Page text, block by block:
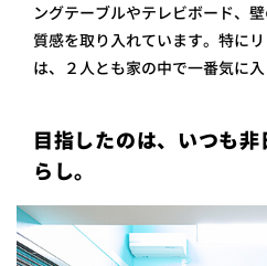
ングテーブルやテレビボード、
質感を取り入れています。特に
は、２人とも家の中で一番気に
目指したのは、いつも
らし。